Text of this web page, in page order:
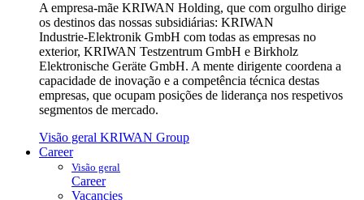
A empresa-mãe KRIWAN Holding, que com orgulho dirige
os destinos das nossas subsidiárias: KRIWAN
Industrie‑Elektronik GmbH com todas as empresas no
exterior, KRIWAN Testzentrum GmbH e Birkholz
Elektronische Geräte GmbH. A mente dirigente coordena a
capacidade de inovação e a competência técnica destas
empresas, que ocupam posições de liderança nos respetivos
segmentos de mercado.
Visão geral KRIWAN Group
Career
Visão geral
Career
Vacancies